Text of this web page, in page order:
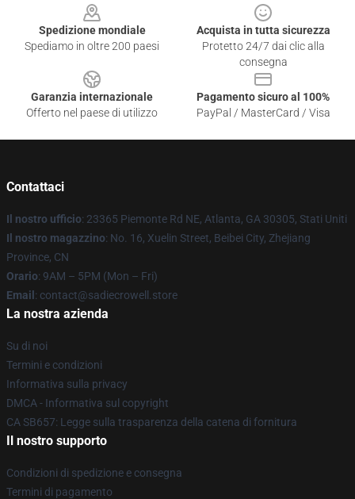
Spedizione mondiale
Spediamo in oltre 200 paesi
Acquista in tutta sicurezza
Protetto 24/7 dai clic alla
consegna
Garanzia internazionale
Offerto nel paese di utilizzo
Pagamento sicuro al 100%
PayPal / MasterCard / Visa
Contattaci
Il nostro ufficio: 23365 Piemonte Rd NE, Atlanta, GA 30305, Stati Uniti
Il nostro magazzino: No. 16, Xuelin Street, Beibei City, Zhejiang
Province, CN
Orario: 9AM – 5PM (Mon – Fri)
Email : contact@sadiecrowell.store
La nostra azienda
Su di noi
Termini e condizioni
Informativa sulla privacy
DMCA - Informativa sul copyright
CA SB657: Legge sulla trasparenza della catena di fornitura
Il nostro supporto
Condizioni di spedizione e consegna
Termini di pagamento